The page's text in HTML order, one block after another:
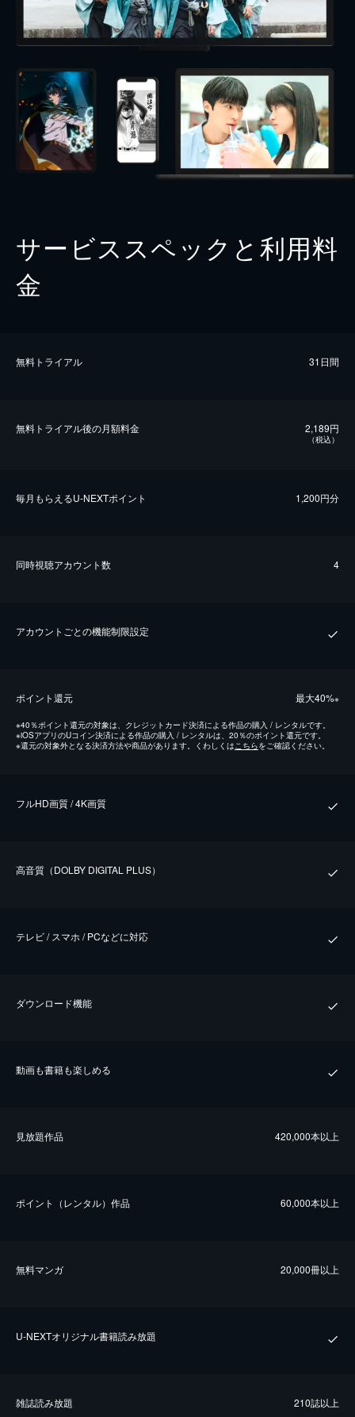
サービススペックと利用料
金
無料トライアル 31日間
無料トライアル後の⽉額料金 2,189円
（税込）
毎⽉もらえるU-NEXTポイント 1,200円分
同時視聴アカウント数 4
アカウントごとの機能制限設定
ポイント還元 最⼤40%※
※40％ポイント還元の対象は、クレジットカード決済による作品の購入 / レンタルです。
※iOSアプリのUコイン決済による作品の購入 / レンタルは、20％のポイント還元です。
※還元の対象外となる決済方法や商品があります。くわしくはこちらをご確認ください。
フルHD画質 / 4K画質
⾼⾳質（DOLBY DIGITAL PLUS）
テレビ / スマホ / PCなどに対応
ダウンロード機能
動画も書籍も楽しめる
⾒放題作品 420,000本以上
ポイント（レンタル）作品 60,000本以上
無料マンガ 20,000冊以上
U-NEXTオリジナル書籍読み放題
雑誌読み放題 210誌以上